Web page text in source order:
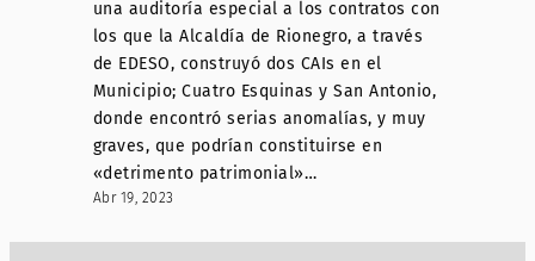
una auditoría especial a los contratos con
los que la Alcaldía de Rionegro, a través
de EDESO, construyó dos CAIs en el
Municipio; Cuatro Esquinas y San Antonio,
donde encontró serias anomalías, y muy
graves, que podrían constituirse en
«detrimento patrimonial»…
Abr 19, 2023